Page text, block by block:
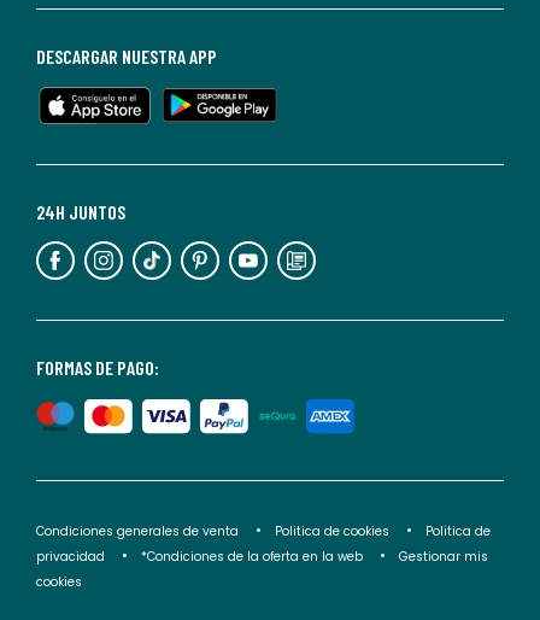
de
en
cualquier
Para
información,
puedes
de
privacidad</2>.
FORMAS DE PAGO:
24H JUNTOS
DESCARGAR NUESTRA APP
Condiciones generales de venta Politica de cookies
Politica de
privacidad
*Condiciones de la oferta en la web
Gestionar mis
cookies